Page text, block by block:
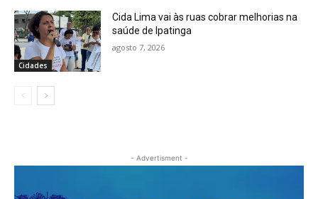
Cidades
Cida Lima vai às ruas cobrar melhorias na
saúde de Ipatinga
agosto 7, 2026
- Advertisment -